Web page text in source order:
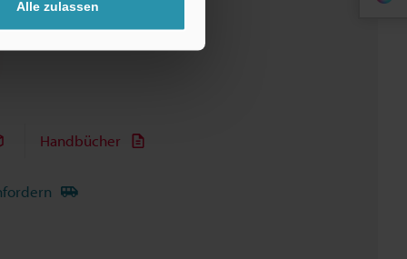
Alle zulassen
Handbücher